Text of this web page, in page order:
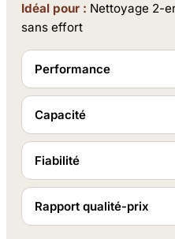
Idéal pour : Nettoyage 2-
sans effort
Performance
Capacité
Fiabilité
Rapport qualité-prix